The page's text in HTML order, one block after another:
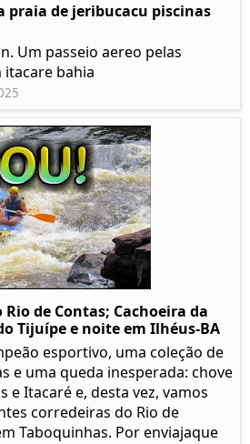
praia de jeribucacu piscinas
Um passeio aereo pelas
itacare bahia
Rio de Contas; Cachoeira da
Tijuípe e noite em Ilhéus-BA
esportivo, uma coleção de
e uma queda inesperada: chove
e Itacaré e, desta vez, vamos
corredeiras do Rio de
Taboquinhas. Por enviajaque